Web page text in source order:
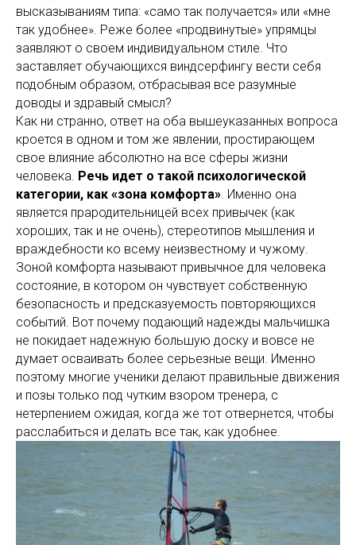
высказываниям типа: «само так получается» или «мне
так удобнее». Реже более «продвинутые» упрямцы
заявляют о своем индивидуальном стиле. Что
заставляет обучающихся виндсерфингу вести себя
подобным образом, отбрасывая все разумные
доводы и здравый смысл?
Как ни странно, ответ на оба вышеуказанных вопроса
кроется в одном и том же явлении, простирающем
свое влияние абсолютно на все сферы жизни
человека. Речь идет о такой психологической
категории, как «зона комфорта». Именно она
является прародительницей всех привычек (как
хороших, так и не очень), стереотипов мышления и
враждебности ко всему неизвестному и чужому.
Зоной комфорта называют привычное для человека
состояние, в котором он чувствует собственную
безопасность и предсказуемость повторяющихся
событий. Вот почему подающий надежды мальчишка
не покидает надежную большую доску и вовсе не
думает осваивать более серьезные вещи. Именно
поэтому многие ученики делают правильные движения
и позы только под чутким взором тренера, с
нетерпением ожидая, когда же тот отвернется, чтобы
расслабиться и делать все так, как удобнее.